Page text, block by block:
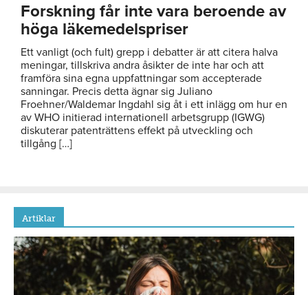
Forskning får inte vara beroende av
höga läkemedelspriser
Ett vanligt (och fult) grepp i debatter är att citera halva
meningar, tillskriva andra åsikter de inte har och att
framföra sina egna uppfattningar som accepterade
sanningar. Precis detta ägnar sig Juliano
Froehner/Waldemar Ingdahl sig åt i ett inlägg om hur en
av WHO initierad internationell arbetsgrupp (IGWG)
diskuterar patenträttens effekt på utveckling och
tillgång […]
Artiklar